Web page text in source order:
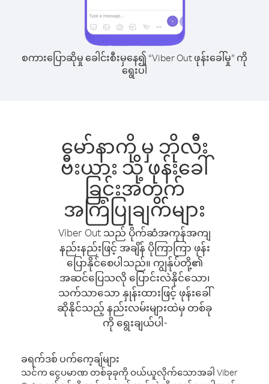
စကားပြောဆိုမှု ခေါင်းစီးမှနေ၍ “Viber Out ဖုန်းခေါ်မှု” ကို
ရွေးပါ
မော်နာကို မှ ဘိုလီး
ဗီးယား သို့ ဖုန်းခေါ်
ခြင်းအတွက်
အကြံပြုချက်များ
Viber Out သည် ပိုက်ဆံအကုန်အကျ
နည်းနည်းဖြင့် အချိန် ပိုကြာကြာ ဖုန်း
ပြောနိုင်စေပါသည်။ ကျွန်ုပ်တို့၏
အဆင်ပြေသလို ပြောင်းလဲနိုင်သော၊
သက်သာသော နှုန်းထားဖြင့် ဖုန်းခေါ်
ဆိုနိုင်သည့် နည်းလမ်းများထဲမှ တစ်ခု
ကို ရွေးချယ်ပါ-
ခရက်ဒစ် ပက်ကေ့ချ်များ
သင်က ငွေပမာဏ တစ်ခုခုကို ဝယ်ယူလိုက်သောအခါ Viber